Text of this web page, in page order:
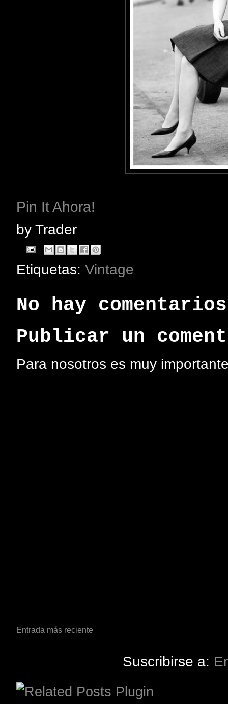
Pin It Ahora!
by Trader
Etiquetas: Vintage
No hay
Publicar un
Para nosotros es muy
Entrada más reciente
Suscribirse a: